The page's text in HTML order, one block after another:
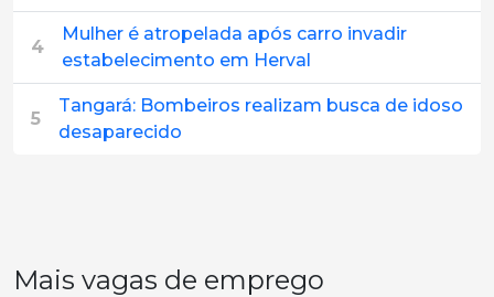
4
Mulher é atropelada após carro invadir
estabelecimento em Herval
5
Tangará: Bombeiros realizam busca de idoso
desaparecido
Mais vagas de emprego